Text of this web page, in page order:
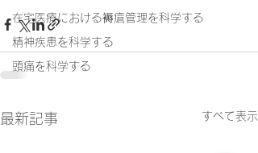
在宅医療における褥瘡管理を科学する
精神疾患を科学する
頭痛を科学する
最新記事 すべて表示